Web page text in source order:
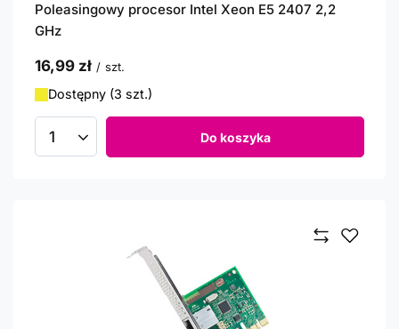
Poleasingowy procesor Intel Xeon E5 2407 2,2
GHz
16,99 zł / szt.
Dostępny (3 szt.)
Ilość produktów Do koszyka